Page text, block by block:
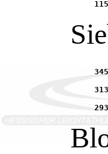
1156	Maul, Martina		85	Offenbacher LC			06.06.
3457	Zühl, Annika		86	SKG Sprendlingen		01./02.05.
3131	Reheis, Corinne		85	LAZ Mühlheim			01./02.05.
2934	Schneider, Simone	85	TG 1837 Hanau			28./29.08.